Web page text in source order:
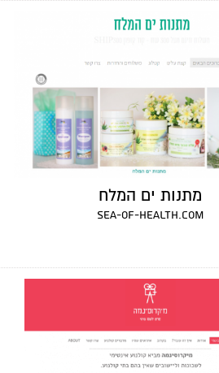
מתנות ים המלח
sea-of-health.com